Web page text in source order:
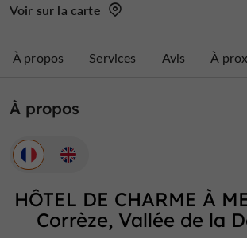
Voir sur la carte
À propos Services Avis À
À propos
HÔTEL DE CHARME À
Corrèze, Vallée de la